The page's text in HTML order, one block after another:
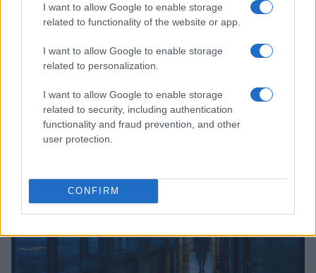
I want to allow Google to enable storage
related to functionality of the website or app.
I want to allow Google to enable storage
related to personalization.
I want to allow Google to enable storage
related to security, including authentication
functionality and fraud prevention, and other
user protection.
CONFIRM
Ariana Grande debutta al primo posto con Petal e
annuncia una pausa dalla vita pubblica
NEWS